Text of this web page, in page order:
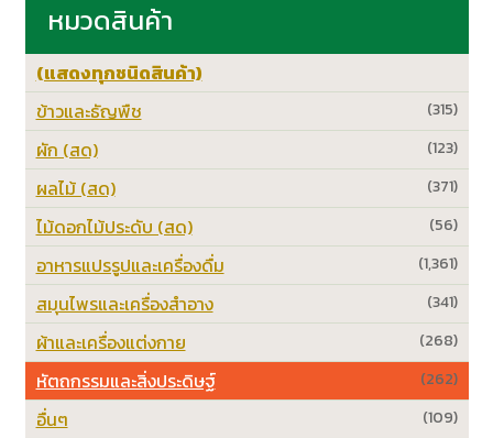
หมวดสินค้า
(แสดงทุกชนิดสินค้า)
(315)
ข้าวและธัญพืช
(123)
ผัก (สด)
(371)
ผลไม้ (สด)
(56)
ไม้ดอกไม้ประดับ (สด)
(1,361)
อาหารแปรรูปและเครื่องดื่ม
(341)
สมุนไพรและเครื่องสำอาง
(268)
ผ้าและเครื่องแต่งกาย
(262)
หัตถกรรมและสิ่งประดิษฐ์
(109)
อื่นๆ